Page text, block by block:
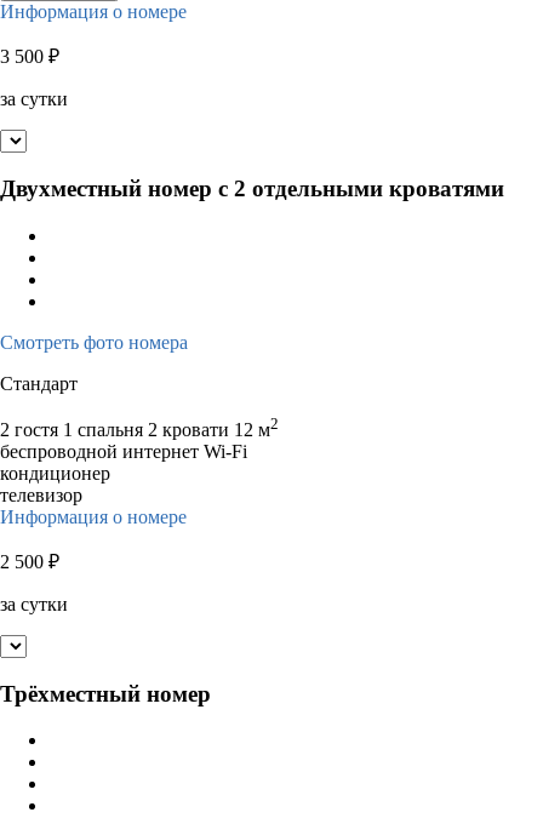
Информация о номере
3 500 ₽
за сутки
Двухместный номер с 2 отдельными кроватями
Смотреть фото номера
Стандарт
2 гостя 1 спальня 2 кровати 12 м2
беспроводной интернет Wi-Fi
кондиционер
телевизор
Информация о номере
2 500 ₽
за сутки
Трёхместный номер